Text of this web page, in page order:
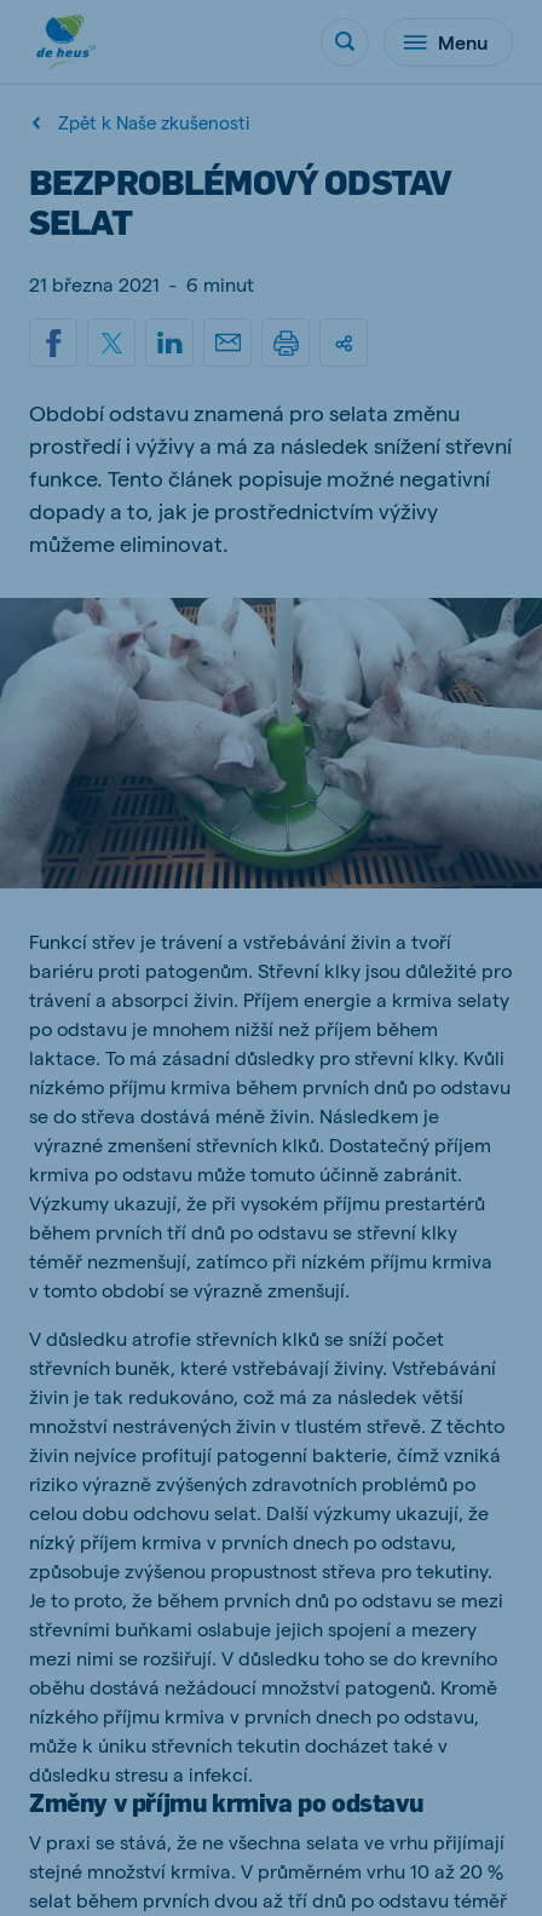
Menu
Zpět k Naše zkušenosti
BEZPROBLÉMOVÝ ODSTAV
SELAT
21 března 2021 - 6 minut
Období odstavu znamená pro selata změnu
prostředí i výživy a má za následek snížení střevní
funkce. Tento článek popisuje možné negativní
dopady a to, jak je prostřednictvím výživy
můžeme eliminovat.
Funkcí střev je trávení a vstřebávání živin a tvoří
bariéru proti patogenům. Střevní klky jsou důležité pro
trávení a absorpci živin. Příjem energie a krmiva selaty
po odstavu je mnohem nižší než příjem během
laktace. To má zásadní důsledky pro střevní klky. Kvůli
nízkémo příjmu krmiva během prvních dnů po odstavu
se do střeva dostává méně živin. Následkem je
výrazné zmenšení střevních klků. Dostatečný příjem
krmiva po odstavu může tomuto účinně zabránit.
Výzkumy ukazují, že při vysokém příjmu prestartérů
během prvních tří dnů po odstavu se střevní klky
téměř nezmenšují, zatímco při nízkém příjmu krmiva
v tomto období se výrazně zmenšují.
V důsledku atrofie střevních klků se sníží počet
střevních buněk, které vstřebávají živiny. Vstřebávání
živin je tak redukováno, což má za následek větší
množství nestrávených živin v tlustém střevě. Z těchto
živin nejvíce profitují patogenní bakterie, čímž vzniká
riziko výrazně zvýšených zdravotních problémů po
celou dobu odchovu selat. Další výzkumy ukazují, že
nízký příjem krmiva v prvních dnech po odstavu,
způsobuje zvýšenou propustnost střeva pro tekutiny.
Je to proto, že během prvních dnů po odstavu se mezi
střevními buňkami oslabuje jejich spojení a mezery
mezi nimi se rozšiřují. V důsledku toho se do krevního
oběhu dostává nežádoucí množství patogenů. Kromě
nízkého příjmu krmiva v prvních dnech po odstavu,
může k úniku střevních tekutin docházet také v
důsledku stresu a infekcí.
Změny v příjmu krmiva po odstavu
V praxi se stává, že ne všechna selata ve vrhu přijímají
stejné množství krmiva. V průměrném vrhu 10 až 20 %
selat během prvních dvou až tří dnů po odstavu téměř